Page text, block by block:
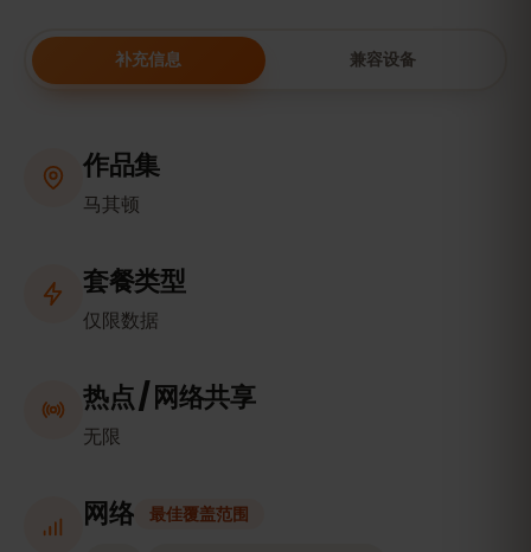
补充信息 兼容设备
作品集
马其顿
套餐类型
仅限数据
热点 / 网络共享
无限
网络 最佳覆盖范围